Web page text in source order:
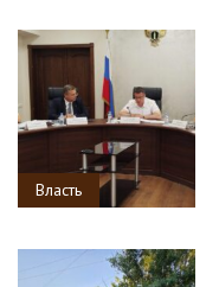
Власть